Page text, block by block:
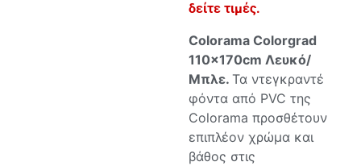
δείτε τιμές.
Colorama Colorgrad
110x170cm Λευκό/
Μπλε. Τα ντεγκραντέ
φόντα από PVC της
Colorama προσθέτουν
επιπλέον χρώμα και
βάθος στις